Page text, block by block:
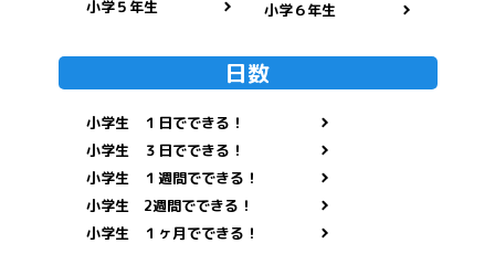
小学５年生
小学６年生
日数
小学生 １日でできる！
小学生 ３日でできる！
小学生 １週間でできる！
小学生 2週間でできる！
小学生 １ヶ月でできる！